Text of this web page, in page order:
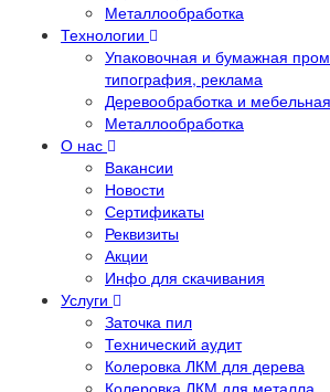
Металлообработка
Технологии
Упаковочная и бумажная
типография, реклама
Деревообработка и
Металлообработка
О нас
Вакансии
Новости
Сертификаты
Реквизиты
Акции
Инфо для скачивания
Услуги
Заточка пил
Технический аудит
Колеровка ЛКМ для дерева
Колеровка ЛКМ для металла